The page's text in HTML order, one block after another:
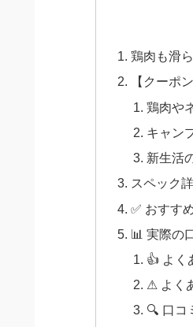
鶏肉も滑
【クーポ
鶏肉や
キャン
新生活
スペック
✅ おすす
📊 実際の
👍 よく
⚠ よく
🔍 口コ